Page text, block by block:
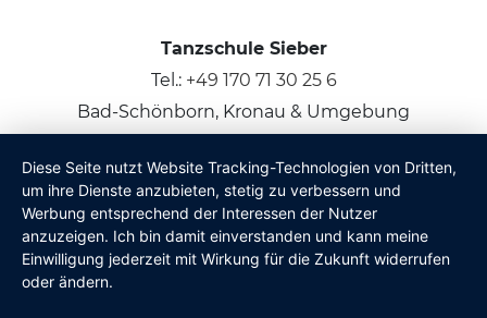
Tanzschule Sieber
Tel.: +49 170 71 30 25 6
Bad-Schönborn, Kronau & Umgebung
© 2026 Claus Sieber
Diese Seite nutzt Website Tracking-Technologien von Dritten,
um ihre Dienste anzubieten, stetig zu verbessern und
Werbung entsprechend der Interessen der Nutzer
anzuzeigen. Ich bin damit einverstanden und kann meine
Einwilligung jederzeit mit Wirkung für die Zukunft widerrufen
oder ändern.